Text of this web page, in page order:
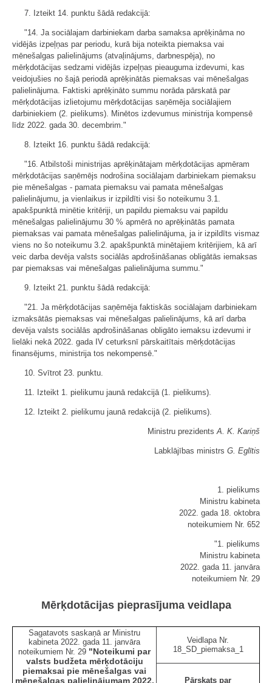
7. Izteikt 14. punktu šādā redakcijā:
"14. Ja sociālajam darbiniekam darba samaksa aprēķināma no
vidējās izpeļņas par periodu, kurā bija noteikta piemaksa vai
mēnešalgas palielinājums (atvaļinājums, darbnespēja), no
mērķdotācijas sedzami vidējās izpeļņas pieauguma izdevumi, kas
veidojušies no šajā periodā aprēķinātās piemaksas vai mēnešalgas
palielinājuma. Faktiski aprēķināto summu norāda pārskatā par
mērķdotācijas izlietojumu mērķdotācijas saņēmēja sociālajiem
darbiniekiem (2. pielikums). Minētos izdevumus ministrija kompensē
līdz 2022. gada 30. decembrim."
8. Izteikt 16. punktu šādā redakcijā:
"16. Atbilstoši ministrijas aprēķinātajam mērķdotācijas apmēram
mērķdotācijas saņēmējs nodrošina sociālajam darbiniekam piemaksu
pie mēnešalgas - pamata piemaksu vai pamata mēnešalgas
palielinājumu, ja vienlaikus ir izpildīti visi šo noteikumu 3.1.
apakšpunktā minētie kritēriji, un papildu piemaksu vai papildu
mēnešalgas palielinājumu 30 % apmērā no aprēķinātās pamata
piemaksas vai pamata mēnešalgas palielinājuma, ja ir izpildīts vismaz
viens no šo noteikumu 3.2. apakšpunktā minētajiem kritērijiem, kā arī
veic darba devēja valsts sociālās apdrošināšanas obligātās iemaksas
par piemaksas vai mēnešalgas palielinājuma summu."
9. Izteikt 21. punktu šādā redakcijā:
"21. Ja mērķdotācijas saņēmēja faktiskās sociālajam darbiniekam
izmaksātās piemaksas vai mēnešalgas palielinājums, kā arī darba
devēja valsts sociālās apdrošināšanas obligāto iemaksu izdevumi ir
lielāki nekā 2022. gada IV ceturksnī pārskaitītais mērķdotācijas
finansējums, ministrija tos nekompensē."
10. Svītrot 23. punktu.
11. Izteikt 1. pielikumu jaunā redakcijā (1. pielikums).
12. Izteikt 2. pielikumu jaunā redakcijā (2. pielikums).
Ministru prezidentsA. K. Kariņš
Labklājības ministrs G. Eglītis
1. pielikums
Ministru kabineta
2022. gada 18. oktobra
noteikumiem Nr. 652
"1. pielikums
Ministru kabineta
2022. gada 11. janvāra
noteikumiem Nr. 29
Mērķdotācijas pieprasījuma veidlapa
Sagatavots saskaņā ar Ministru
kabineta 2022. gada 11. janvāra
noteikumiem Nr. 29 "Noteikumi par
valsts budžeta mērķdotāciju
piemaksai pie mēnešalgas vai
mēnešalgas palielinājumam 2022.
Veidlapa Nr.
18_SD_piemaksa_1
Pārskats par